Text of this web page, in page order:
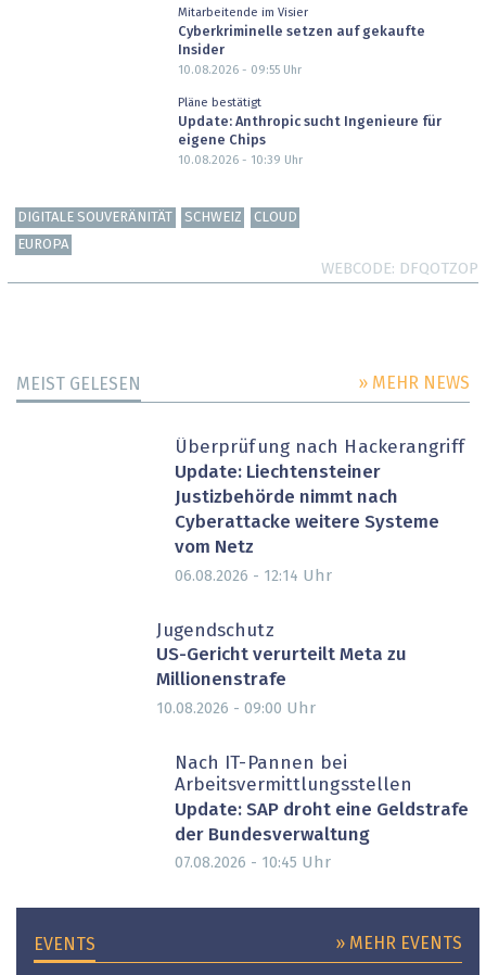
Mitarbeitende im Visier
Cyberkriminelle setzen auf gekaufte
Insider
10.08.2026 - 09:55Uhr
Pläne bestätigt
Update: Anthropic sucht Ingenieure für
eigene Chips
10.08.2026 - 10:39 Uhr
DIGITALE SOUVERÄNITÄT SCHWEIZ
CLOUD
EUROPA
WEBCODE DFQOTZOP
MEIST GELESEN » MEHR NEWS
Überprüfung nach Hackerangriff
Update: Liechtensteiner
Justizbehörde nimmt nach
Cyberattacke weitere Systeme
vom Netz
06.08.2026 - 12:14 Uhr
Jugendschutz
US-Gericht verurteilt Meta zu
Millionenstrafe
10.08.2026 - 09:00 Uhr
Nach IT-Pannen bei
Arbeitsvermittlungsstellen
Update: SAP droht eine Geldstrafe
der Bundesverwaltung
07.08.2026 - 10:45 Uhr
EVENTS » MEHR EVENTS